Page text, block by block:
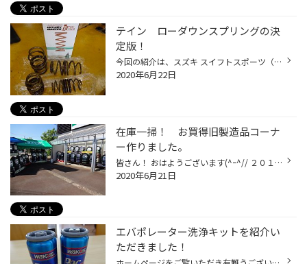
テイン ローダウンスプリングの決
定版！
今回の紹介は、スズキ スイフトスポーツ（ZC33S)のローダウンスプリング取付。 交換するスプリングメーカーは、TEIN HIGH.TECH 乗り心地･異音・へたりの３大保証付で安心してお使いいただけます。 純正ショックアブソーバとの組み合わせで、快適な乗り心地重視のセッティング。 フロント マイナス３...
2020年6月22日
在庫一掃！ お買得旧製造品コーナ
ー作りました。
皆さん！ おはようございます(^ｰ^// ２０１９年１０月からスタートしたキャッシュレス消費者還元もこの6月で終了となります。 そこで・・・当店も在庫一掃！旧製造品や製造終了品の在庫売り尽くしコーナーを作りました。 少し製造年数が古い物や、Playz pxｼﾘｰｽﾞ・REGNO GR-XIなど製造が終了してしま...
2020年6月21日
エバポレーター洗浄キットを紹介い
ただきました！